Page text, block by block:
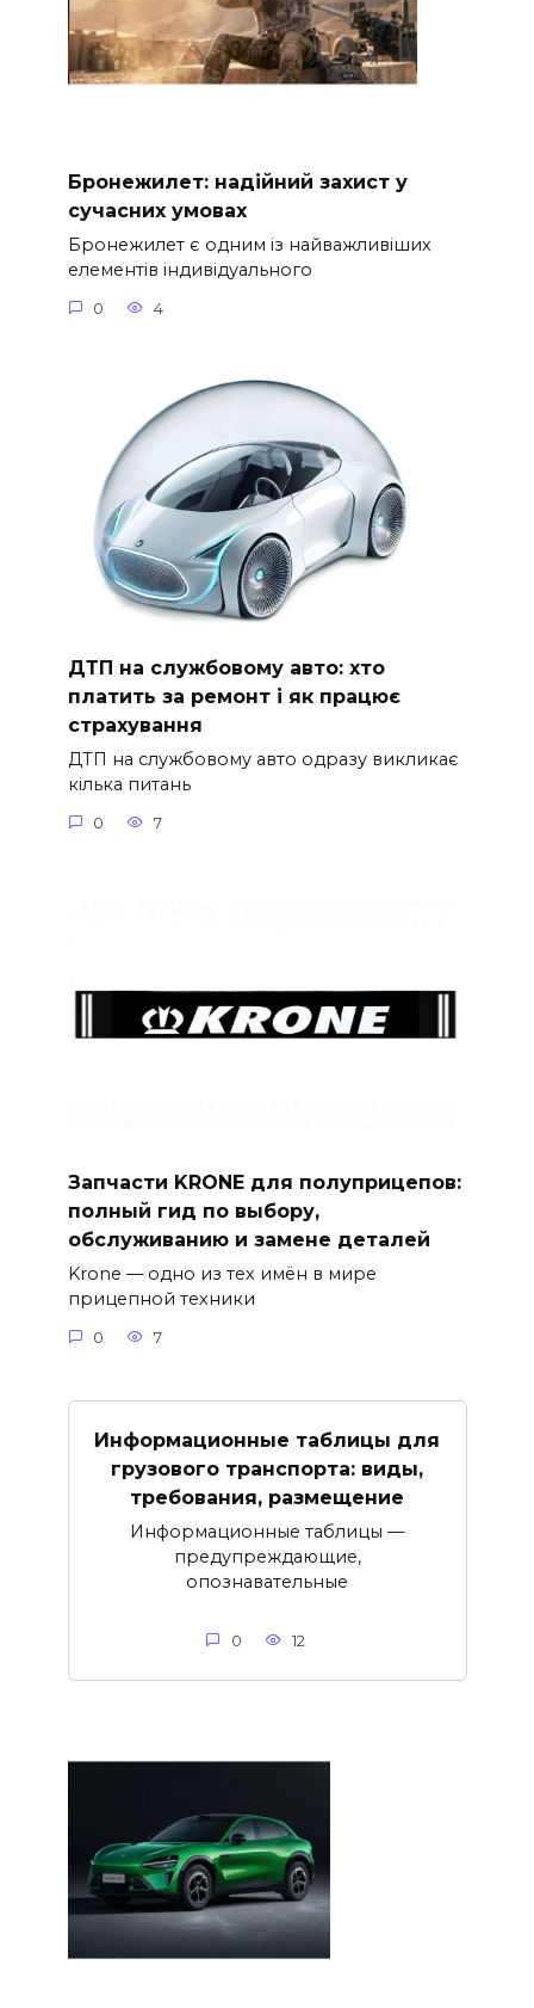
Бронежилет: надійний захист у
сучасних умовах
Бронежилет є одним із найважливіших
елементів індивідуального
0 4
ДТП на службовому авто: хто
платить за ремонт і як працює
страхування
ДТП на службовому авто одразу викликає
кілька питань
0 7
Запчасти KRONE для полуприцепов:
полный гид по выбору,
обслуживанию и замене деталей
Krone — одно из тех имён в мире
прицепной техники
0 7
Информационные таблицы для
грузового транспорта: виды,
требования, размещение
Информационные таблицы —
предупреждающие,
опознавательные
0 12